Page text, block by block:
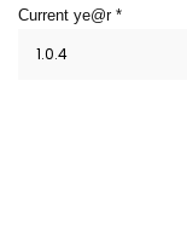
Current ye@r *